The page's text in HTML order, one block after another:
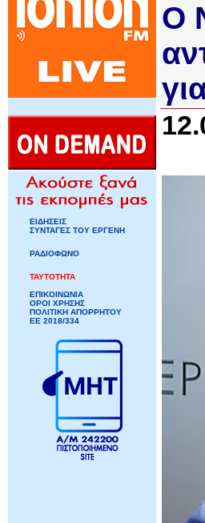
ΕΙΔΗΣΕΙΣ
ΣΥΝΤΑΓΕΣ ΤΟΥ ΕΡΓΕΝΗ
ΡΑΔΙΟΦΩΝΟ
ΤΑΥΤΟΤΗΤΑ
ΕΠΙΚΟΙΝΩΝΙΑ
ΟΡΟΙ ΧΡΗΣΗΣ
ΠΟΛΙΤΙΚΗ ΑΠΟΡΡΗΤΟΥ
ΕΕ 2018/334
Ο